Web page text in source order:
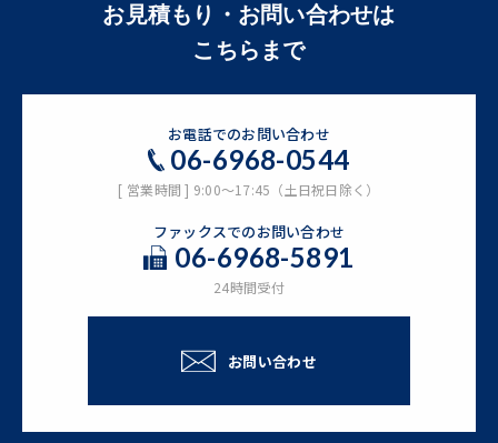
お見積もり・お問い合わせは
こちらまで
お電話でのお問い合わせ
06-6968-0544
[ 営業時間 ] 9:00～17:45（土日祝日除く）
ファックスでのお問い合わせ
06-6968-5891
24時間受付
お問い合わせ